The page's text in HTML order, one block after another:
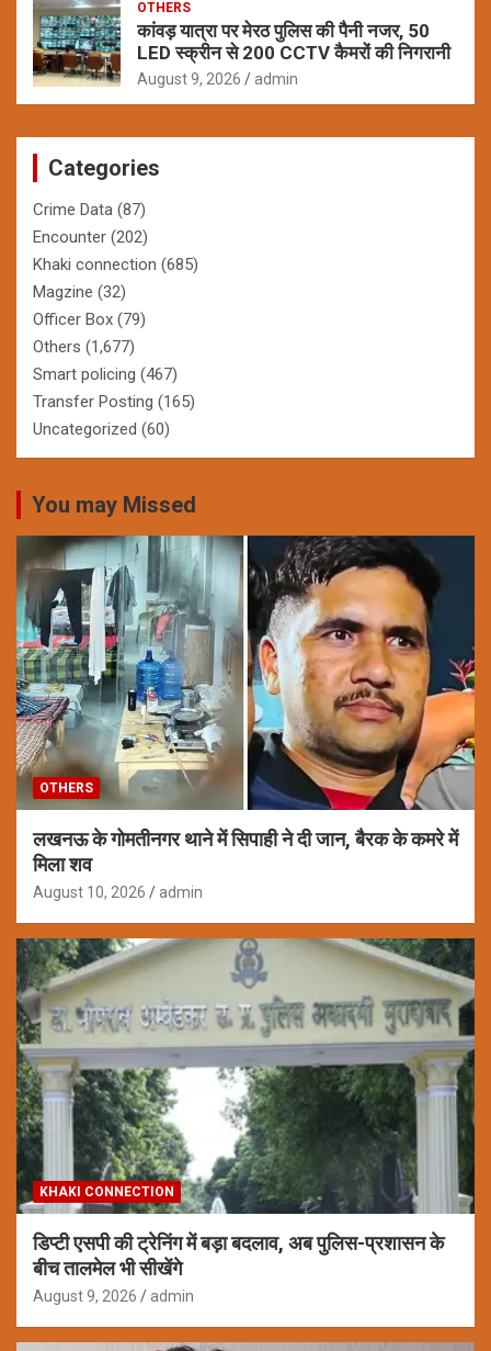
OTHERS
कांवड़ यात्रा पर मेरठ पुलिस की पैनी नजर, 50
LED स्क्रीन से 200 CCTV कैमरों की निगरानी
August 9, 2026 admin
Categories
Crime Data (87)
Encounter (202)
Khaki connection (685)
Magzine (32)
Officer Box (79)
Others (1,677)
Smart policing (467)
Transfer Posting (165)
Uncategorized (60)
You may Missed
OTHERS
लखनऊ के गोमतीनगर थाने में सिपाही ने दी जान, बैरक के कमरे में
मिला शव
August 10, 2026 admin
KHAKI CONNECTION
डिप्टी एसपी की ट्रेनिंग में बड़ा बदलाव, अब पुलिस-प्रशासन के
बीच तालमेल भी सीखेंगे
August 9, 2026 admin